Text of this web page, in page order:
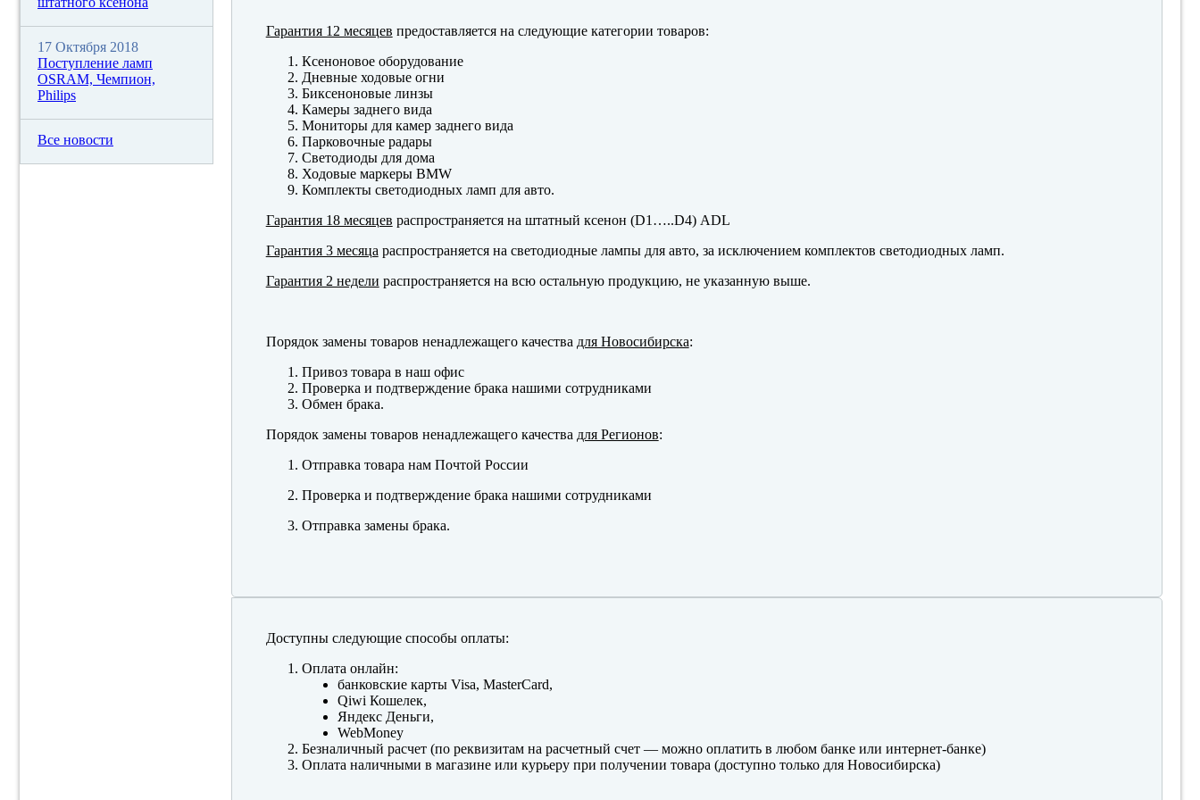
Гарантия 12 месяцев предоставляется на следующие категории товаров:
Ксеноновое оборудование
Дневные ходовые огни
Биксеноновые линзы
Камеры заднего вида
Мониторы для камер заднего вида
Парковочные радары
Светодиоды для дома
Ходовые маркеры BMW
Комплекты светодиодных ламп для авто.
Гарантия 18 месяцев распространяется на штатный ксенон (D1…..D4) ADL
Гарантия 3 месяца распространяется на светодиодные лампы для авто, за исключением комплектов светодиодных ламп.
Гарантия 2 недели распространяется на всю остальную продукцию, не указанную выше.
Порядок замены товаров ненадлежащего качества для Новосибирска:
Привоз товара в наш офис
Проверка и подтверждение брака нашими сотрудниками
Обмен брака.
Порядок замены товаров ненадлежащего качества для Регионов:
Отправка товара нам Почтой России
Проверка и подтверждение брака нашими сотрудниками
Отправка замены брака.
Доступны следующие способы оплаты:
Оплата онлайн:
банковские карты Visa, MasterCard,
Qiwi Кошелек,
Яндекс Деньги,
WebMoney
Безналичный расчет (по реквизитам на расчетный счет — можно оплатить в любом банке или интернет-банке)
Оплата наличными в магазине или курьеру при получении товара (доступно только для Новосибирска)
17 Октября 2018
Поступление ламп
OSRAM, Чемпион,
Philips
Все новости